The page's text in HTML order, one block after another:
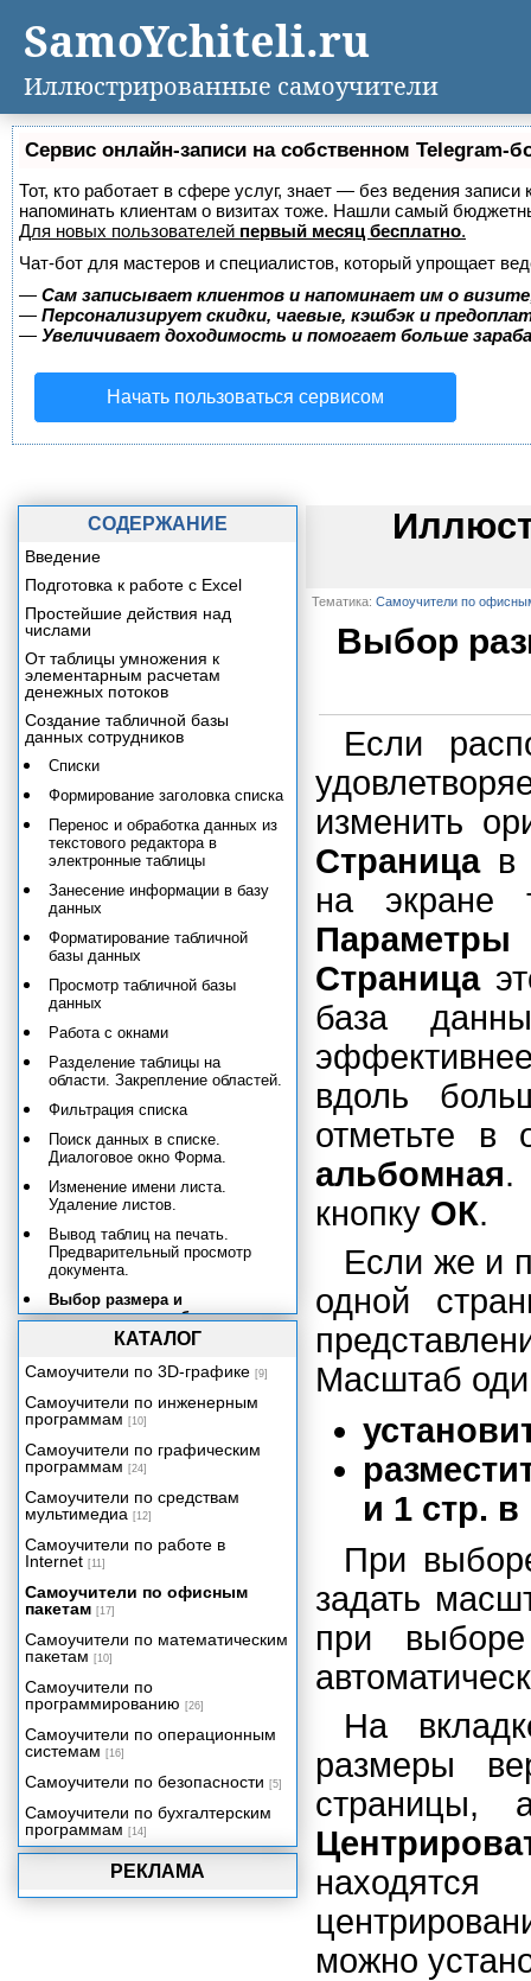
Сервис онлайн-записи на собственном Telegram-
Тот, кто работает в сфере услуг, знает — без ведения
напоминать клиентам о визитах тоже. Нашли самый
Для новых пользователей первый месяц бесплатно.
Чат-бот для мастеров и специалистов, который упрощает
— Сам записывает клиентов и напоминает им о
— Персонализирует скидки, чаевые, кэшбэк и
— Увеличивает доходимость и помогает больше
Начать пользоваться сервисом
Тематика: Самоучители по
Выбор
Если
изменить
Страницав
на экране
Параметры
Страница
база
вдоль
отметьте в
альбомная.
кнопку ОК.
Если же и
одной
Масштаб
и 1 стр.
При
задать
при
На
размеры
страницы,
можно
РЕКЛАМА
СОДЕРЖАНИЕ
Введение
Подготовка к работе с Excel
Простейшие действия над
числами
От таблицы умножения к
элементарным расчетам
денежных потоков
Создание табличной базы
данных сотрудников
Списки
Формирование заголовка списка
Перенос и обработка данных из
текстового редактора в
электронные таблицы
Занесение информации в базу
данных
Форматирование табличной
базы данных
Просмотр табличной базы
данных
Работа с окнами
Разделение таблицы на
области. Закрепление областей.
Фильтрация списка
Поиск данных в списке.
Диалоговое окно Форма.
Изменение имени листа.
Удаление листов.
Вывод таблиц на печать.
Предварительный просмотр
документа.
Выбор размера и
расположения таблицы на
странице
Создание колонтитулов
вывода листа на печать
Задание области печати. Запуск
процесса печати.
Должностные оклады и премии
Написание числовых данных
прописью
Электронный табель учета
рабочего времени
Учет и налогообложение доходов
физических лиц
Учет доходов и расходов в быту и
Функции рабочего листа
КАТАЛОГ
Самоучители по 3D-графике [9]
Самоучители по инженерным
программам [10]
Самоучители по графическим
программам [24]
Самоучители по средствам
мультимедиа [12]
Самоучители по работе в
Internet [11]
Самоучители по офисным
пакетам [17]
Самоучители по математическим
пакетам [10]
Самоучители по
программированию [26]
Самоучители по операционным
системам [16]
Самоучители по безопасности [5]
Самоучители по бухгалтерским
программам [14]
SamoYchiteli.ru
Иллюстрированные самоучители